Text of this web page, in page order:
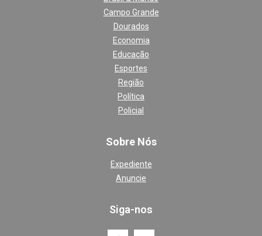
Campo Grande
Dourados
Economia
Educação
Esportes
Região
Política
Policial
Sobre Nós
Expediente
Anuncie
Siga-nos